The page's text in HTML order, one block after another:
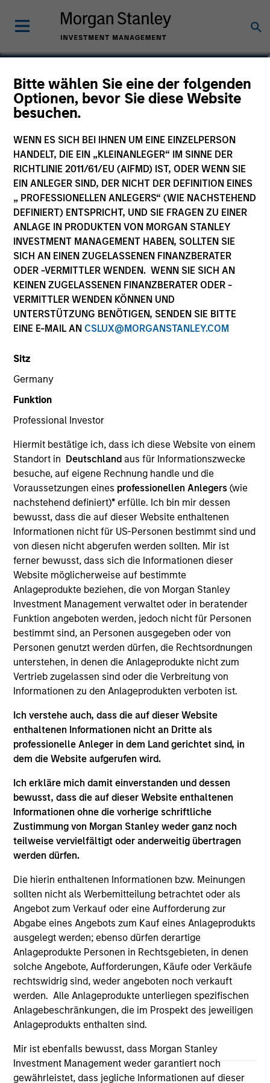
Bitte wählen Sie eine der folgenden
Optionen, bevor Sie diese Website
besuchen.
WENN ES SICH BEI IHNEN UM EINE EINZELPERSON
HANDELT, DIE EIN „KLEINANLEGER“ IM SINNE DER
RICHTLINIE 2011/61/EU (AIFMD) IST, ODER WENN SIE
EIN ANLEGER SIND, DER NICHT DER DEFINITION EINES
„ PROFESSIONELLEN ANLEGERS“ (WIE NACHSTEHEND
DEFINIERT) ENTSPRICHT, UND SIE FRAGEN ZU EINER
ANLAGE IN PRODUKTEN VON MORGAN STANLEY
INVESTMENT MANAGEMENT HABEN, SOLLTEN SIE
SICH AN EINEN ZUGELASSENEN FINANZBERATER
ODER -VERMITTLER WENDEN. WENN SIE SICH AN
KEINEN ZUGELASSENEN FINANZBERATER ODER -
VERMITTLER WENDEN KÖNNEN UND
UNTERSTÜTZUNG BENÖTIGEN, SENDEN SIE BITTE
EINE E-MAIL AN CSLUX@MORGANSTANLEY.COM
Sitz
Germany
Funktion
Professional Investor
Hiermit bestätige ich, dass ich diese Website von einem
Standort in Deutschland aus für Informationszwecke
besuche, auf eigene Rechnung handle und die
Voraussetzungen eines professionellen Anlegers(wie
nachstehend definiert)* erfülle. Ich bin mir dessen
bewusst, dass die auf dieser Website enthaltenen
Informationen nicht für US-Personen bestimmt sind und
von diesen nicht abgerufen werden sollten. Mir ist
ferner bewusst, dass sich die Informationen dieser
Website möglicherweise auf bestimmte
Anlageprodukte beziehen, die von Morgan Stanley
Investment Management verwaltet oder in beratender
Funktion angeboten werden, jedoch nicht für Personen
bestimmt sind, an Personen ausgegeben oder von
Personen genutzt werden dürfen, die Rechtsordnungen
unterstehen, in denen die Anlageprodukte nicht zum
Vertrieb zugelassen sind oder die Verbreitung von
Informationen zu den Anlageprodukten verboten ist.
Ich verstehe auch, dass die auf dieser Website
enthaltenen Informationen nicht an Dritte als
professionelle Anleger in dem Land gerichtet sind, in
dem die Website aufgerufen wird.
Ich erkläre mich damit einverstanden und dessen
bewusst, dass die auf dieser Website enthaltenen
Informationen ohne die vorherige schriftliche
Zustimmung von Morgan Stanley weder ganz noch
teilweise vervielfältigt oder anderweitig übertragen
werden dürfen.
Die hierin enthaltenen Informationen bzw. Meinungen
sollten nicht als Werbemitteilung betrachtet oder als
Angebot zum Verkauf oder eine Aufforderung zur
Abgabe eines Angebots zum Kauf eines Anlageprodukts
ausgelegt werden; ebenso dürfen derartige
Anlageprodukte Personen in Rechtsgebieten, in denen
solche Angebote, Aufforderungen, Käufe oder Verkäufe
rechtswidrig sind, weder angeboten noch verkauft
werden. Alle Anlageprodukte unterliegen spezifischen
Anlagebeschränkungen, die im Prospekt des jeweiligen
Anlageprodukts enthalten sind.
Mir ist ebenfalls bewusst, dass Morgan Stanley
Investment Management weder garantiert noch
gewährleistet, dass jegliche Informationen auf dieser
Roger Huang
Vice President
YEARS OF INDUSTRY EXPERIENCE
Roger Huang is a quantitative analyst on the Global
Multi-Asset team. Currently, Roger assists in
managing the research and quantitative platform
for the team. He joined Morgan Stanley in 2019 and
has 10 years of industry experience. Prior to joining
the firm, Roger was a data scientist for Digital, Data
& Analytics Division at Marsh and a portfolio analyst
with Hudson Pilot. Roger received an M.S. in
Operations Research from Columbia University,
where he concentrated in quantitative investment
and risk management, and also a B.S. in
Mathematics & Applied Mathematics from Xiamen
University in China.
May not represent all Team Members.
The information on this page is for informational
purposes only. The information contained herein does
not constitute and should not be construed as an
offering of advisory services or an offer to sell or a
solicitation of an offer to buy any securities in any
jurisdiction in which such offer or solicitation,
purchase or sale would be unlawful under the
securities, insurance or other laws of such jurisdiction.
All investing involves risks, including a loss of principal.
Please refer to the strategy detail page for important
information on the strategy, including additional risk
considerations.